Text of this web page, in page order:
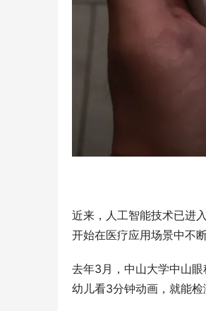
近来，人工智能技术已进
开始在医疗应用场景中不
去年3月，中山大学中山
幼儿看3分钟动画，就能